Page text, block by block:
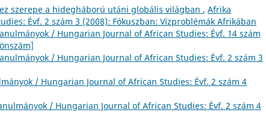
szerepe a hidegháború utáni globális világban , Afrika
Évf. 2 szám 3 (2008): Fókuszban: Vízproblémák Afrikában
/ Hungarian Journal of African Studies: Évf. 14 szám
/ Hungarian Journal of African Studies: Évf. 2 szám 3
/ Hungarian Journal of African Studies: Évf. 2 szám 4
/ Hungarian Journal of African Studies: Évf. 2 szám 4